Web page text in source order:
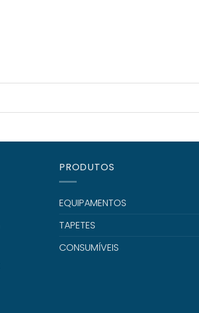
PRODUTOS
EQUIPAMENTOS
TAPETES
CONSUMÍVEIS